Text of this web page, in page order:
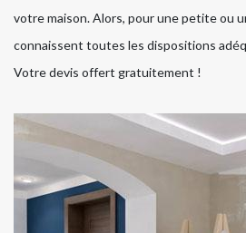
votre maison. Alors, pour une petite ou
connaissent toutes les dispositions
Votre devis offert gratuitement !